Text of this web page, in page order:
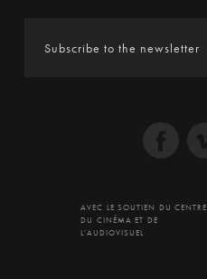
AVEC LE SOUTIEN DU CENTRE
DU CINÉMA ET DE
L'AUDIOVISUEL